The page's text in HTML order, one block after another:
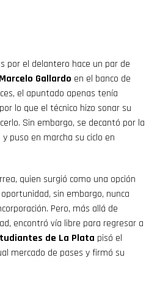
por el delantero hace un par de
Marcelo Gallardo en el banco de
el apuntado apenas tenía
lo que el técnico hizo sonar su
Sin embargo, se decantó por la
puso en marcha su ciclo en
quien surgió como una opción
sin embargo, nunca
Pero, más allá de
encontró vía libre para regresar a
de La Plata pisó el
mercado de pases y firmó su